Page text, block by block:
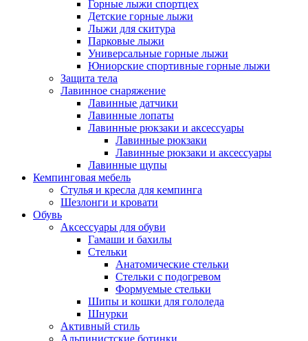
Горные лыжи спортцех
Детские горные лыжи
Лыжи для скитура
Парковые лыжи
Универсальные горные лыжи
Юниорские спортивные горные лыжи
Защита тела
Лавинное снаряжение
Лавинные датчики
Лавинные лопаты
Лавинные рюкзаки и аксессуары
Лавинные рюкзаки
Лавинные рюкзаки и аксессуары
Лавинные щупы
Кемпинговая мебель
Стулья и кресла для кемпинга
Шезлонги и кровати
Обувь
Аксессуары для обуви
Гамаши и бахилы
Стельки
Анатомические стельки
Стельки с подогревом
Формуемые стельки
Шипы и кошки для гололеда
Шнурки
Активный стиль
Альпинистские ботинки